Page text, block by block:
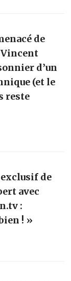
de
d’un
(et le
reste
de
avec
:
! »